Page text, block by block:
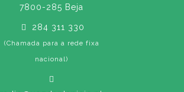
7800-285 Beja
284 311 330
(Chamada para a rede fixa
nacional)